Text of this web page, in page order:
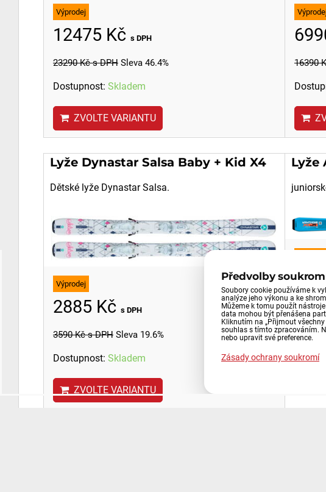
Výprodej
12475 Kč s DPH
23290 Kčs DPH Sleva 46.4%
Dostupnost: Skladem
ZVOLTE VARIANTU
16390
Lyže Dynastar Salsa Baby + Kid X4
Dětské lyže Dynastar Salsa.
Výprodej
2885 Kč s DPH
3590 Kčs DPH Sleva 19.6%
Dostupnost: Skladem
ZVOLTE VARIANTU
Lyže
3890
Předvolby
Soubory cookie používáme k
analýze jeho výkonu a ke
Můžeme k tomu použít
data mohou být přenášena
Kliknutím na „Přijmout
souhlas s tímto zpracováním.
nebo upravit své preference.
Zásady ochrany soukromí